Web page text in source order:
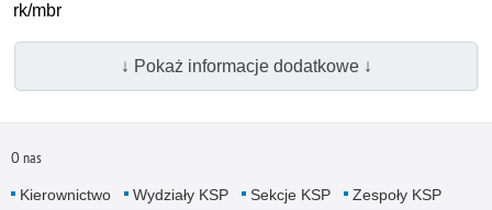
rk/mbr
↓ Pokaż informacje dodatkowe ↓
O nas
Kierownictwo Wydziały KSP Sekcje KSP
Zespoły KSP